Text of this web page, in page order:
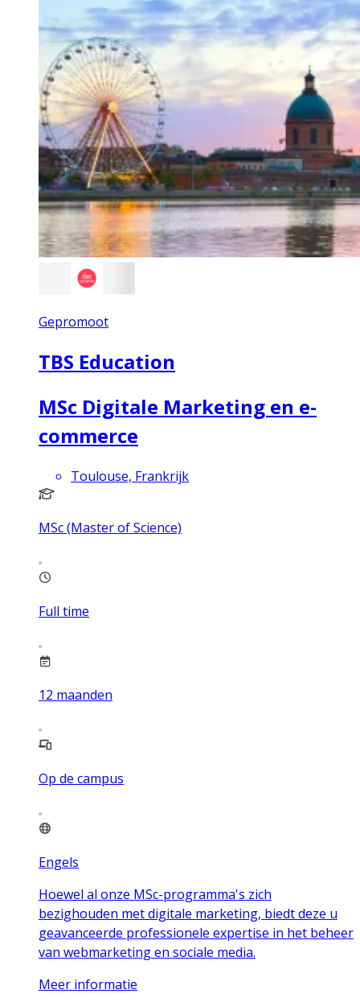
Gepromoot
TBS Education
MSc Digitale Marketing en e-
commerce
Toulouse, Frankrijk
MSc (Master of Science)
Full time
12 maanden
Op de campus
Engels
Hoewel al onze MSc-programma's zich
bezighouden met digitale marketing, biedt deze u
geavanceerde professionele expertise in het beheer
van webmarketing en sociale media.
Meer informatie